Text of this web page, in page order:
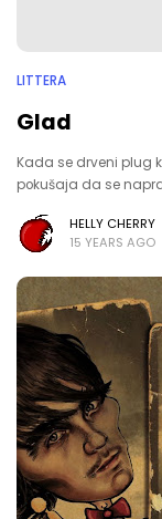
LITTERA
Glad
Kada se drveni plug
pokušaja da se
HELLY CHERRY
15 YEARS AGO